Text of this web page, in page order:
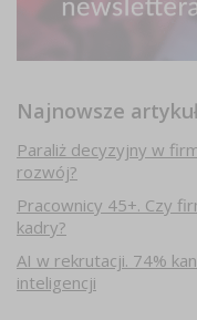
Najnowsze
Paraliż decyzyjny w
rozwój?
Pracownicy 45+. Czy
kadry?
AI w rekrutacji. 74%
inteligencji